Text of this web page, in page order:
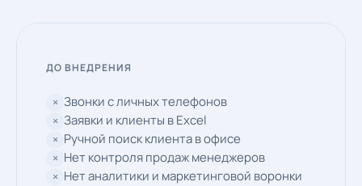
ДО ВНЕДРЕНИЯ
× Звонки с личных телефонов
× Заявки и клиенты в Excel
× Ручной поиск клиента в офисе
× Нет контроля продаж менеджеров
× Нет аналитики и маркетинговой воронки